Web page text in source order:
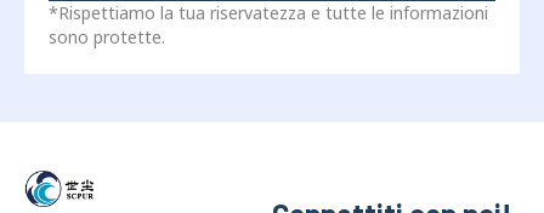
*Rispettiamo la tua riservatezza e tutte le informazioni
sono protette.